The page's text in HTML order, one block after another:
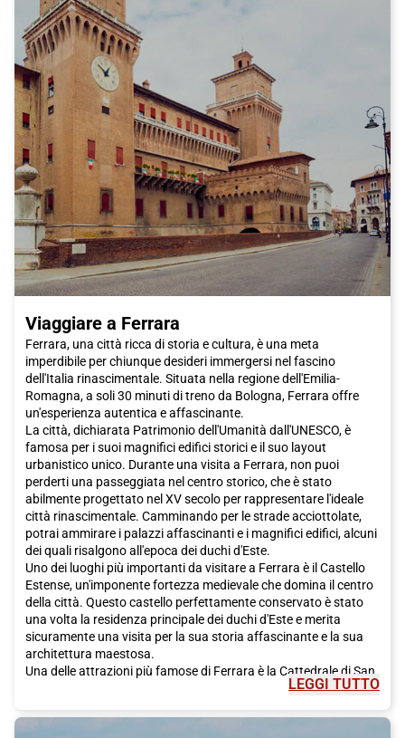
Viaggiare a Ferrara
Ferrara, una città ricca di storia e cultura, è una meta
imperdibile per chiunque desideri immergersi nel fascino
dell'Italia rinascimentale. Situata nella regione dell'Emilia-
Romagna, a soli 30 minuti di treno da Bologna, Ferrara offre
un'esperienza autentica e affascinante.
La città, dichiarata Patrimonio dell'Umanità dall'UNESCO, è
famosa per i suoi magnifici edifici storici e il suo layout
urbanistico unico. Durante una visita a Ferrara, non puoi
perderti una passeggiata nel centro storico, che è stato
abilmente progettato nel XV secolo per rappresentare l'ideale
città rinascimentale. Camminando per le strade acciottolate,
potrai ammirare i palazzi affascinanti e i magnifici edifici, alcuni
dei quali risalgono all'epoca dei duchi d'Este.
Uno dei luoghi più importanti da visitare a Ferrara è il Castello
Estense, un'imponente fortezza medievale che domina il centro
della città. Questo castello perfettamente conservato è stato
una volta la residenza principale dei duchi d'Este e merita
sicuramente una visita per la sua storia affascinante e la sua
architettura maestosa.
Una delle attrazioni più famose di Ferrara è la Cattedrale di San
Giorgio, un magnifico esempio di architettura romanica.
d'arte e affreschi che risalgono al XIII secolo. Non lontano dalla
LEGGI TUTTO